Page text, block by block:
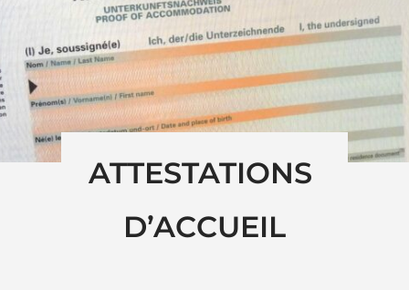
ATTESTATIONS
D’ACCUEIL